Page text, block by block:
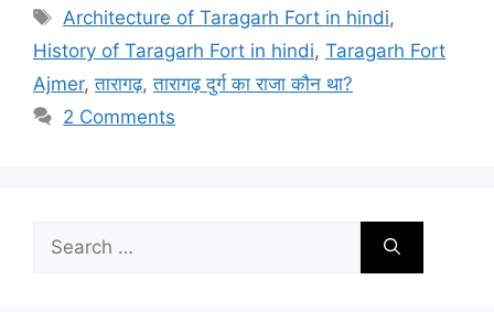
Tags
Architecture of Taragarh Fort in hindi,
History of Taragarh Fort in hindi, Taragarh Fort
Ajmer,तारागढ़,तारागढ़ दुर्ग का राजा कौन था?
2 Comments
for: